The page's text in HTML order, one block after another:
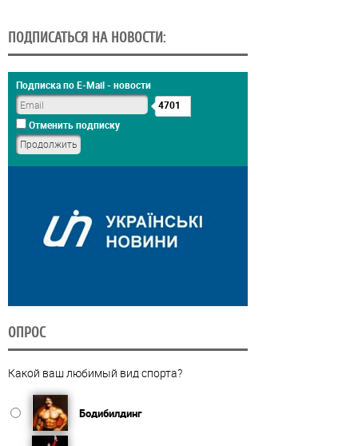
ПОДПИСАТЬСЯ НА НОВОСТИ:
Подписка по E-Mail - новости
4701
Отменить подписку
ОПРОС
Какой ваш любимый вид спорта?
Бодибилдинг